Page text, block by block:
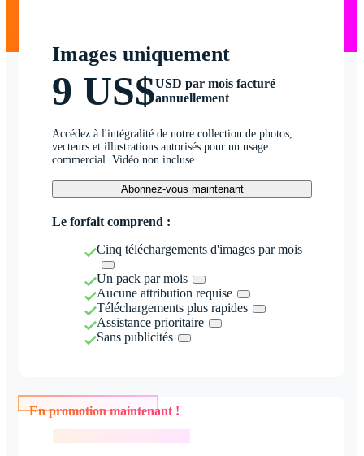
Images uniquement
9 US$USD par mois facturé
annuellement
Accédez à l'intégralité de notre collection de photos,
vecteurs et illustrations autorisés pour un usage
commercial. Vidéo non incluse.
Abonnez-vous maintenant
Le forfait comprend :
Cinq téléchargements d'images par mois
Un pack par mois
Aucune attribution requise
Téléchargements plus rapides
Assistance prioritaire
Sans publicités
En promotion maintenant !